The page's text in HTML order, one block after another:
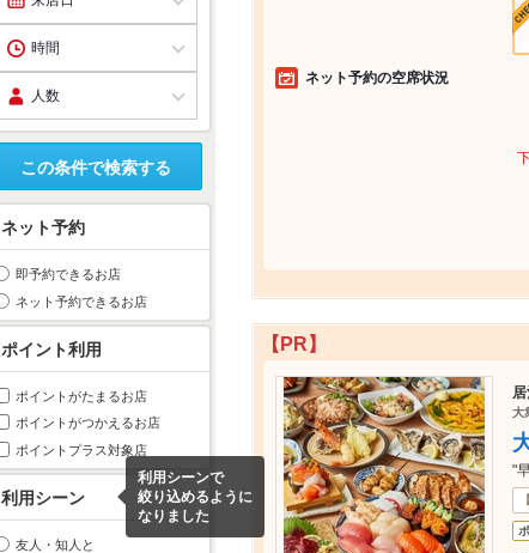
この条件で検索する
ネット予約
即予約できるお店
ネット予約できるお店
ポイント利用
ポイントがたまるお店
ポイントがつかえるお店
ポイントプラス対象店
利用シーン
利用シーンで
絞り込めるように
なりました
友人・知人と
ネット予約の空席状況
【PR】
大
"